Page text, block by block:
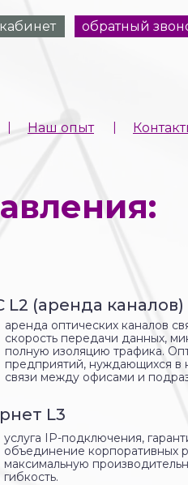
Наш опыт I
I
обратный
(аренда каналов)
услуга IP-подключения,
объединение корпоративных
максимальную
гибкость.
L3
аренда оптических каналов
скорость передачи данных,
полную изоляцию трафика.
предприятий, нуждающихся в
связи между офисами и